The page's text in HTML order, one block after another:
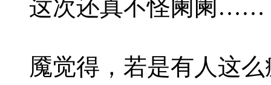
这次还真不怪阑阑……
魇觉得，若是有人这么